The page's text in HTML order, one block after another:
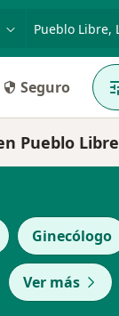
o nombre
Seguro
Pueblo Libre
Ginecólogo
Ver más